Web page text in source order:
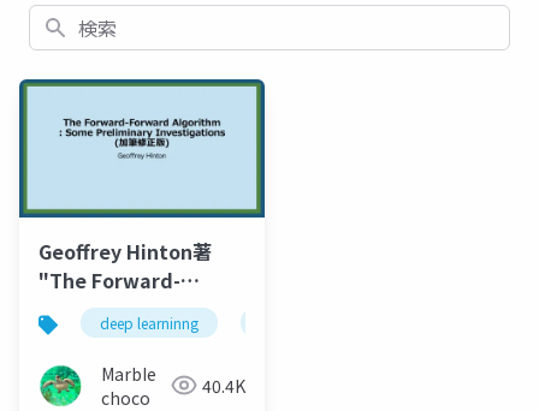
検索
Geoffrey Hinton著
"The Forward-
Forwardアルゴリズ
ム" まとめ
deep learninng
MarbIe
choco
40.4K